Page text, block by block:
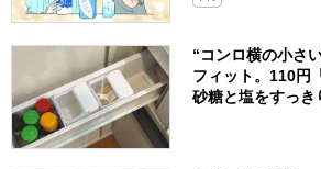
“コンロ横の小さ
フィット。110円
砂糖と塩をすっき